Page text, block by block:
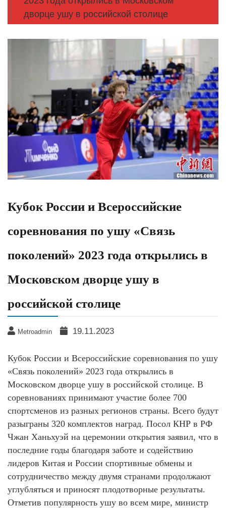
дворце ушу в российской столице
Кубок России и Всероссийские
соревнования по ушу «Связь
поколений» 2023 года открылись в
Московском дворце ушу в
российской столице
Metroadmin 19.11.2023
Кубок России и Всероссийские соревнования по ушу
«Связь поколений» 2023 года открылись в
Московском дворце ушу в российской столице. В
соревнованиях принимают участие более 700
спортсменов из разных регионов страны. Всего будут
разыграны 320 комплектов наград. Посол КНР в РФ
Чжан Ханьхуэй на церемонии открытия заявил, что в
последние годы благодаря заботе и содействию
лидеров Китая и России спортивные обмены и
сотрудничество между двумя странами продолжают
углубляться и приносят плодотворные результаты.
Отметив популярность ушу во всем мире, министр